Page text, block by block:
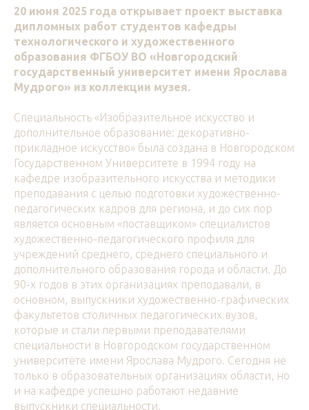
20 июня 2025 года открывает проект выставка
дипломных работ студентов кафедры
технологического и художественного
образования ФГБОУ ВО «Новгородский
государственный университет имени Ярослава
Мудрого» из коллекции музея.
Специальность «Изобразительное искусство и
дополнительное образование: декоративно-
прикладное искусство» была создана в Новгородском
Государственном Университете в 1994 году на
кафедре изобразительного искусства и методики
преподавания с целью подготовки художественно-
педагогических кадров для региона, и до сих пор
является основным «поставщиком» специалистов
художественно-педагогического профиля для
учреждений среднего, среднего специального и
дополнительного образования города и области. До
90-х годов в этих организациях преподавали, в
основном, выпускники художественно-графических
факультетов столичных педагогических вузов,
которые и стали первыми преподавателями
специальности в Новгородском государственном
университете имени Ярослава Мудрого. Сегодня не
только в образовательных организациях области, но
и на кафедре успешно работают недавние
выпускники специальности.